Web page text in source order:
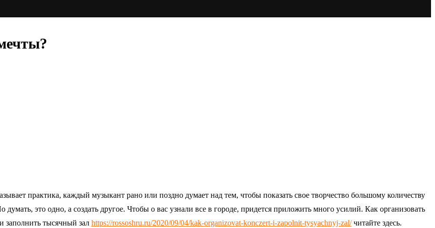
практика, каждый музыкант рано или поздно думает над тем, чтобы показать свое творчество большому количеству
думать, это одно, а создать другое. Чтобы о вас узнали все в городе, придется приложить много усилий. Как организовать
заполнить тысячный зал https://rossoshru.ru/2020/09/04/kak-organizovat-konczert-i-zapolnit-tysyachnyj-zal/читайте здесь.